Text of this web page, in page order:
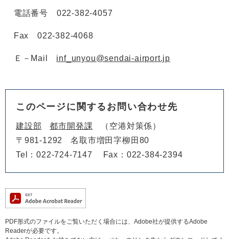
電話番号 022-382-4057
Fax 022-382-4068
Ｅ－Mail inf_unyou@sendai-airport.jp
このページに関するお問い合わせ先
建設部 都市開発課
空港対策係
〒981-1292
名取市増田字柳田80
Tel：022-724-7147
Fax：022-384-2394
PDF形式のファイルをご覧いただく場合には、Adobe社が提供するAdobe
Readerが必要です。